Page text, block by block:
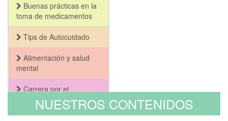
Buenas prácticas en la
toma de medicamentos
Tips de Autocuidado
Alimentación y salud
mental
Carrera por el
Bienestar y la Salud
MentalNUESTROS CONTENIDOS